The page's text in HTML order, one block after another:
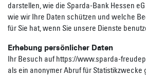
darstellen, wie die Sparda-Bank Hessen
wie wir Ihre Daten schützen und welche
für Sie hat, wenn Sie unsere Dienste
Erhebung persönlicher Daten
Ihr Besuch auf https://www.sparda-
als ein anonymer Abruf für Statistikzwecke